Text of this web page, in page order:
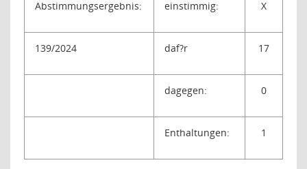
Abstimmungsergebnis: einstimmig: X
139/2024 daf?r 17
dagegen: 0
Enthaltungen: 1